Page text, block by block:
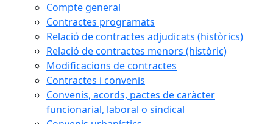
Compte general
Contractes programats
Relació de contractes adjudicats (històrics)
Relació de contractes menors (històric)
Modificacions de contractes
Contractes i convenis
Convenis, acords, pactes de caràcter
funcionarial, laboral o sindical